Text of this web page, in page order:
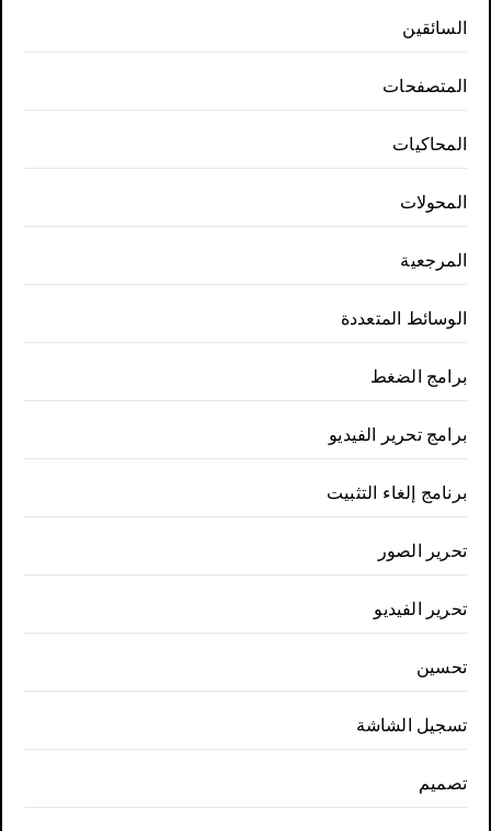
السائقين
المتصفحات
المحاكيات
المحولات
المرجعية
الوسائط المتعددة
برامج الضغط
برامج تحرير الفيديو
برنامج إلغاء التثبيت
تحرير الصور
تحرير الفيديو
تحسين
تسجيل الشاشة
تصميم